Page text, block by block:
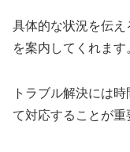
具体的な状況を伝
を案内してくれます
トラブル解決には
て対応することが重